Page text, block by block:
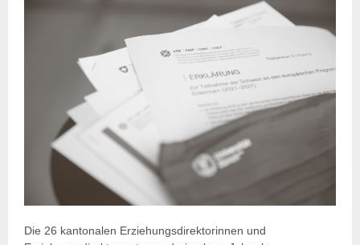
Die 26 kantonalen Erziehungsdirektorinnen und